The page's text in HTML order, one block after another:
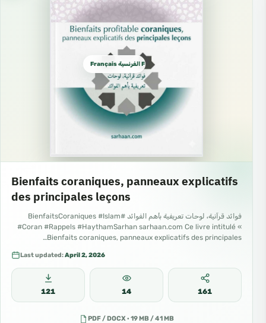
Français الفرنسية French
Bienfaits coraniques, panneaux explicatifs
des principales leçons
فوائد قرآنية، لوحات تعريفية بأهم الفوائد #BienfaitsCoraniques #Islam
#Coran #Rappels #HaythamSarhan sarhaan.com Ce livre intitulé «
Bienfaits coraniques, panneaux explicatifs des principales…
Last updated:April 2, 2026
121 14 161
PDF / DOCX · 19 MB / 41 MB